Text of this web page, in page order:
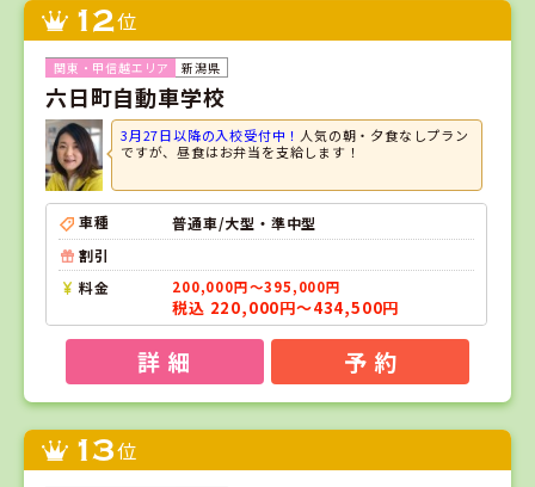
12位
新潟県
六日町自動車学校
3月27日以降の入校受付中！ 人気の朝・夕食なしプラン
ですが、昼食はお弁当を支給します！
車種
普通車/大型・準中型
割引
料金
200,000円～395,000円
税込 220,000円～434,500円
詳 細 予 約
13位